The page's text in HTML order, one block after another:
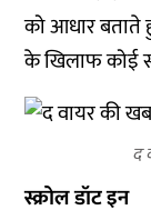
को आधार बताते
के खिलाफ कोई
द
स्क्रोल डॉट इन